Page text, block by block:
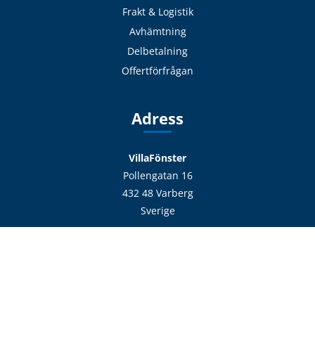
Frakt & Logistik
Avhämtning
Delbetalning
Offertförfrågan
Adress
VillaFönster
Pollengatan 16
432 48 Varberg
Sverige